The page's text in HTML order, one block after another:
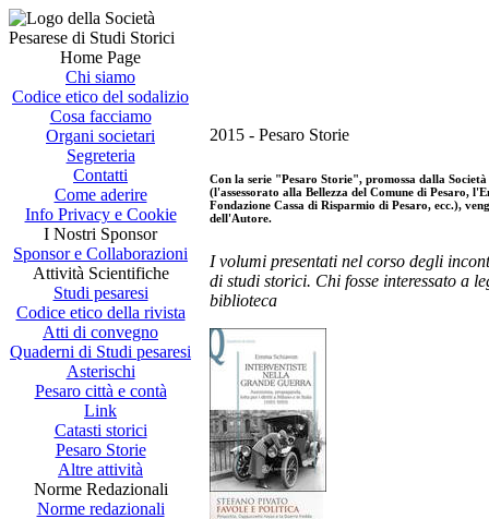
Home Page
Chi siamo
Codice etico del sodalizio
Cosa facciamo
Organi societari
Segreteria
Contatti
Come aderire
Info Privacy e Cookie
I Nostri Sponsor
Sponsor e Collaborazioni
Attività Scientifiche
Studi pesaresi
Codice etico della rivista
Atti di convegno
Quaderni di Studi pesaresi
Asterischi
Pesaro città e contà
Link
Catasti storici
Pesaro Storie
Altre attività
Norme Redazionali
Norme redazionali
2015 - Pesaro Storie
Con la serie "Pesaro Storie", promossa dalla
(l'assessorato alla Bellezza del Comune di
Fondazione Cassa di Risparmio di Pesaro, ecc.),
dell'Autore.
I volumi presentati nel corso degli
di studi storici. Chi fosse interessato a
biblioteca